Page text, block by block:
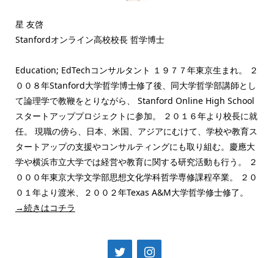
星 友啓
Stanfordオンライン高校校長 哲学博士
Education; EdTechコンサルタント １９７７年東京生まれ。 ２
００８年Stanford大学哲学博士修了後、同大学哲学部講師とし
て論理学で教鞭をとりながら、 Stanford Online High School
スタートアッププロジェクトに参加。 ２０１６年より校長に就
任。 現職の傍ら、日本、米国、アジアにむけて、学校や教育ス
タートアップの支援やコンサルティングにも取り組む。慶應大
学や横浜市立大学では経営や教育に関する研究活動も行う。 ２
０００年東京大学文学部思想文化学科哲学専修課程卒業。 ２０
０１年より渡米、２００２年Texas A&M大学哲学修士修了。
→続きはコチラ